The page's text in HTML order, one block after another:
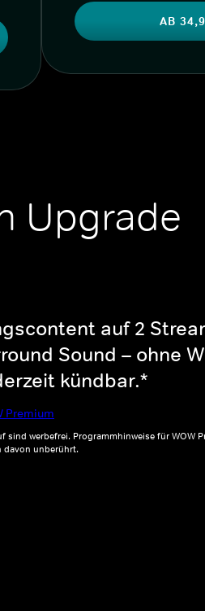
AB
Upgrade
auf 2
Sound – ohne
kündbar.*
Premium
sind werbefrei. Programmhinweise für WOW
davon unberührt.